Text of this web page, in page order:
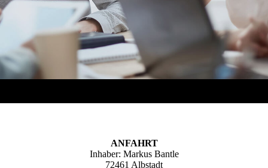
ANFAHRT
Inhaber: Markus Bantle
72461 Albstadt